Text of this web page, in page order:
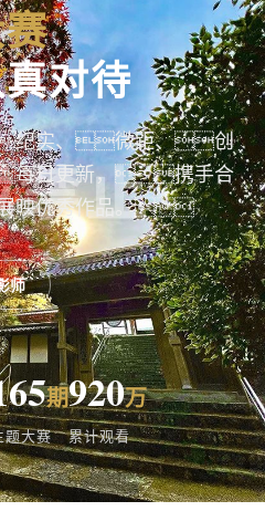
对待
纪实、微距、创
日更新，携手合
展映优秀作品。
师
期
题大赛
920万
累计观看